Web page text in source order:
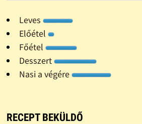
Leves
Előétel
Főétel
Desszert
Nasi a végére
RECEPT BEKÜLDŐ